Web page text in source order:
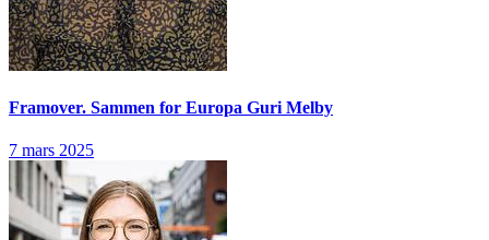
Framover. Sammen for Europa Guri Melby
7 mars 2025